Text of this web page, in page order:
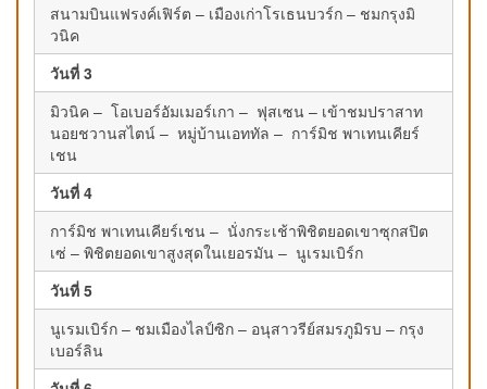
สนามบินแฟรงค์เฟิร์ต – เมืองเก่าโรเธนบวร์ก – ชมกรุงมิ
วนิค
วันที่ 3
มิวนิค – โอเบอร์อัมเมอร์เกา – ฟุสเซน – เข้าชมปราสาท
นอยชวานสไตน์ – หมู่บ้านเอททัล – การ์มิช พาเทนเคียร์
เชน
วันที่ 4
การ์มิช พาเทนเคียร์เชน – นั่งกระเช้าพิชิตยอดเขาซุกสปิต
เซ่ – พิชิตยอดเขาสูงสุดในเยอรมัน – นูเรมเบิร์ก
วันที่ 5
นูเรมเบิร์ก – ชมเมืองไลป์ซิก – อนุสาวรีย์สมรภูมิรบ – กรุง
เบอร์ลิน